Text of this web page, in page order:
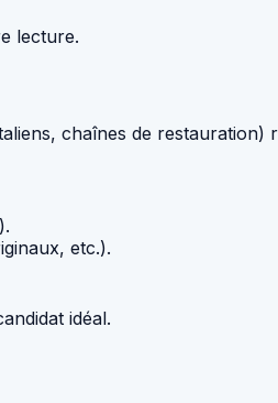
lecture.
chaînes de restauration)
etc.).
idéal.